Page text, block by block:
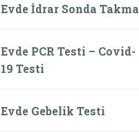
Evde İdrar Sonda Takma
Evde PCR Testi – Covid-
19 Testi
Evde Gebelik Testi